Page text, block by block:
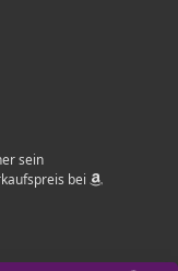
sein
bei